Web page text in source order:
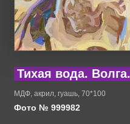
Тихая вода.
МДФ, акрил, гуашь, 70*100
Фото № 999982